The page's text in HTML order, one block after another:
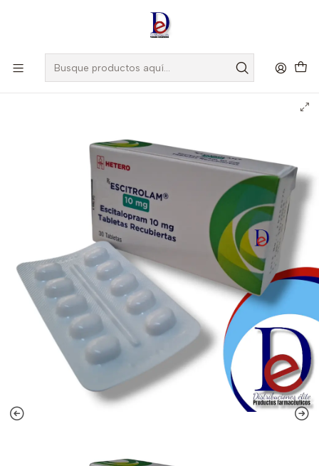
, Si eres nuevo regístrate
ESCITROLAM 10 MG X 30 TAB - ESCITALOPRAM 10 MG - HETERO-
UBI 9-F--BLOQUE 1